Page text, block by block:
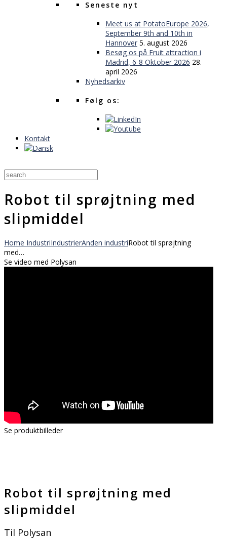
Seneste nyt
Meet us at PotatoEurope 2026,
September 9th and 10th in
Hannover 5. august 2026
Besøg os på Fruit attraction i
Madrid, 6-8 Oktober 2026 28.
april 2026
Nyhedsarkiv
Følg os:
Kontakt
Robot til sprøjtning med
slipmiddel
Home IndustriIndustrierAnden industriRobot til sprøjtning
med…
Se video med Polysan
Se produktbilleder
Robot til sprøjtning med
slipmiddel
Til Polysan